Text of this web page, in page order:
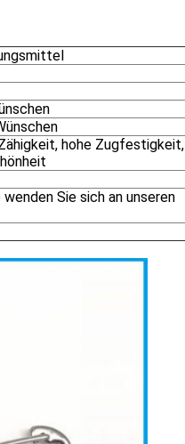
hohe Zugfestigkeit,
Sie sich an unseren